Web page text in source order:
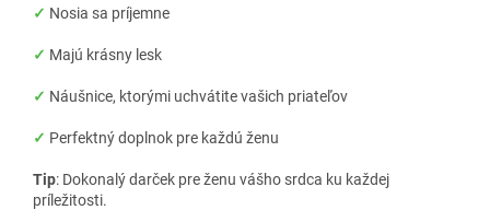
✓ Nosia sa príjemne
✓ Majú krásny lesk
✓ Náušnice, ktorými uchvátite vašich priateľov
✓ Perfektný doplnok pre každú ženu
Tip: Dokonalý darček pre ženu vášho srdca ku každej
príležitosti.